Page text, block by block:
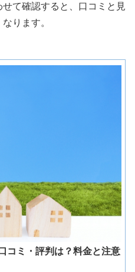
せて確認すると、口コミと見
ります。
コミ・評判は？料金と注意